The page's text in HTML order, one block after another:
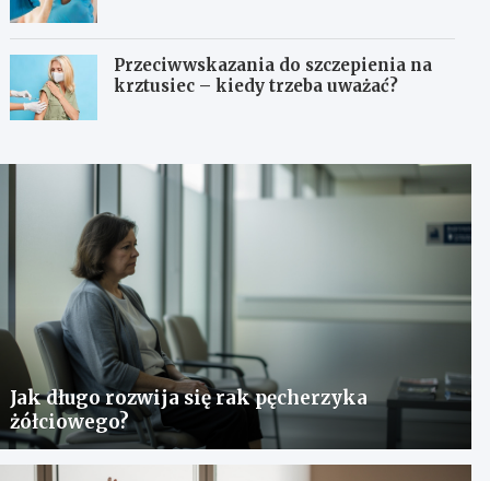
Przeciwwskazania do szczepienia na
krztusiec – kiedy trzeba uważać?
Jak długo rozwija się rak pęcherzyka
żółciowego?